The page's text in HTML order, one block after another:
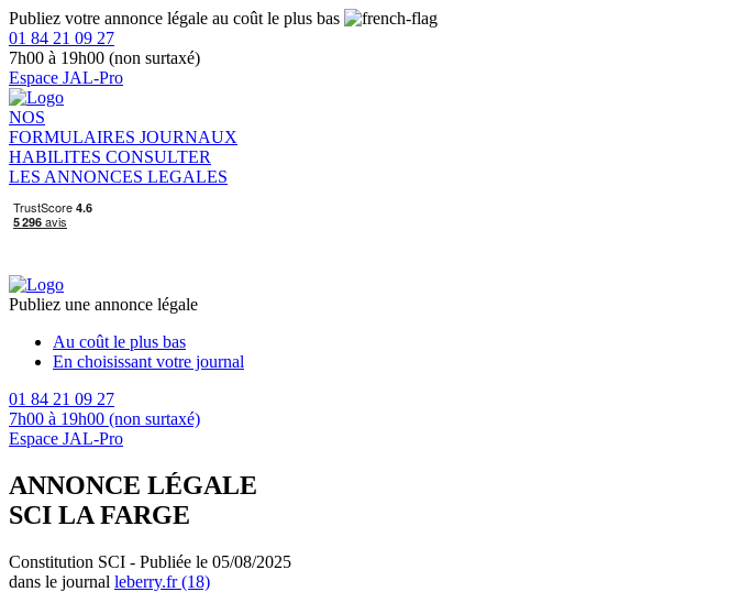
Publiez votre annonce légale au coût le plus bas
01 84 21 09 27
7h00 à 19h00 (non surtaxé)
Espace JAL-Pro
NOS
FORMULAIRES JOURNAUX
HABILITES CONSULTER
LES ANNONCES LEGALES
Publiez une annonce légale
Au coût le plus bas
En choisissant votre journal
01 84 21 09 27
7h00 à 19h00 (non surtaxé)
Espace JAL-Pro
ANNONCE LÉGALE
SCI LA FARGE
Constitution SCI - Publiée le 05/08/2025
dans le journal leberry.fr (18)